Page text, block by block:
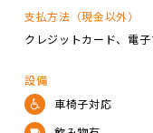
支払方法（現金以外）
クレジットカード
電
設備
車椅子対応